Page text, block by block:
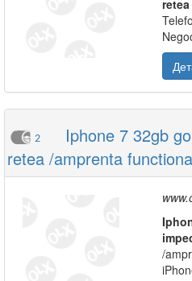
retea
2
Iphone 7 32gb
retea /amprenta
/